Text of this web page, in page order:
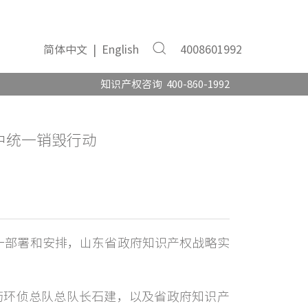
知识产权咨询 400-860-1992
简体中文 English 4008601992
一销毁行动
署和安排，山东省政府知识产权战略实
总队总队长石建，以及省政府知识产